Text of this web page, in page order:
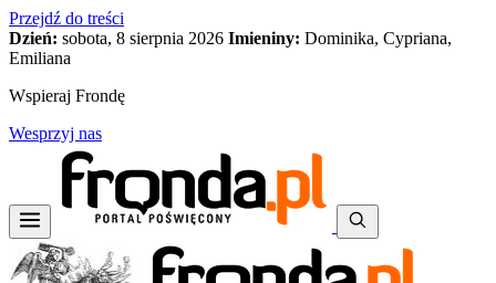
Przejdź do treści
Dzień: sobota, 8 sierpnia 2026 Imieniny: Dominika, Cypriana,
Emiliana
Wspieraj Frondę
Wesprzyj nas